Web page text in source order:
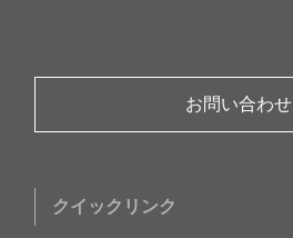
お問い合わせ
クイックリンク